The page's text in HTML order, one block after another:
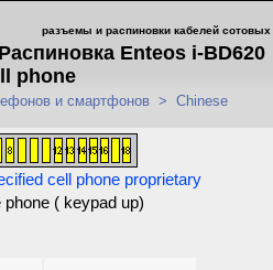
разъемы и распиновки кабелей сотовых
Распиновка Enteos i-BD620
phone
и смартфонов > Chinese
cell phone proprietary
phone ( keypad up)